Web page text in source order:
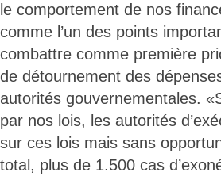
le comportement de nos
comme l’un des points
combattre comme première
de détournement des
autorités gouvernementales.
par nos lois, les autorités
sur ces lois mais sans
total, plus de 1.500 cas